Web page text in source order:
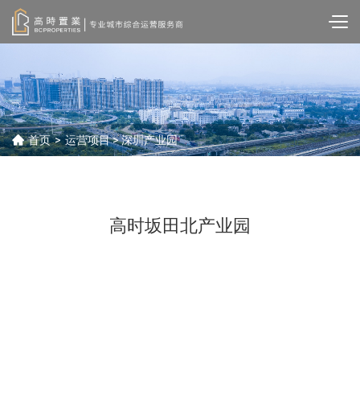
首页 > 运营项目> 深圳产业园
高时坂田北产业园